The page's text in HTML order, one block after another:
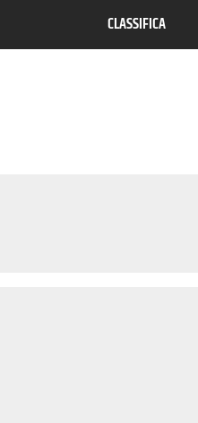
CLASSIFICA